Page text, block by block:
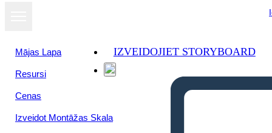
Mājas Lapa
Resursi
Cenas
Izveidot Montāžas Skala
IZVEIDOJIET STORYBOARD